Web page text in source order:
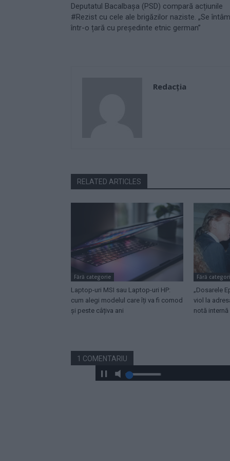
Deputatul Bacalbaşa (PSD) compară acțiunile
#Rezist cu cele ale brigăzilor naziste. „Se
într-o țară cu preşedinte etnic german”
Redacţia
RELATED ARTICLES
Fără categorie
Laptop-uri MSI sau Laptop-uri HP:
cum alegi modelul care îți va fi comod
și peste câțiva ani
Fără
„Dosarele
viol la
notă internă
1 COMENTARIU